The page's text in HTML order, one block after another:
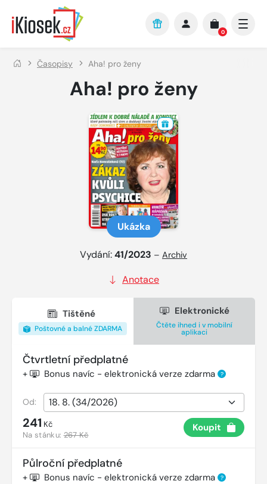
Přejít na hlavní obsah
0
Časopisy Aha! pro ženy
Aha! pro ženy
Ukázka
Vydání:41/2023 – Archiv
Anotace
Tištěné
Poštovné a balné ZDARMA
Elektronické
Čtěte ihned i v mobilní
aplikaci
Čtvrtletní předplatné
+ Bonus navíc - elektronická verze zdarma ?
Od:
241 Kč
Na stánku:267 Kč
Koupit
Půlroční předplatné
+ Bonus navíc - elektronická verze zdarma ?